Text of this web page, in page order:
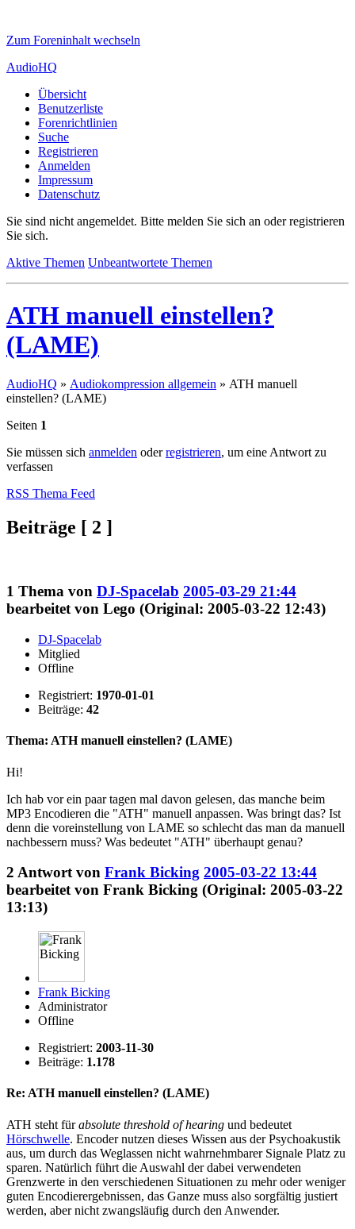
Zum Foreninhalt wechseln
AudioHQ
Übersicht
Benutzerliste
Forenrichtlinien
Suche
Registrieren
Anmelden
Impressum
Datenschutz
Sie sind nicht angemeldet. Bitte melden Sie sich an oder registrieren
Sie sich.
Aktive Themen Unbeantwortete Themen
ATH manuell einstellen?
(LAME)
AudioHQ » Audiokompression allgemein » ATH manuell
einstellen? (LAME)
Seiten 1
Sie müssen sich anmelden oderregistrieren, um eine Antwort zu
verfassen
RSS Thema Feed
Beiträge [ 2 ]
1 Thema von DJ-Spacelab 2005-03-29 21:44
bearbeitet von Lego (Original: 2005-03-22 12:43)
DJ-Spacelab
Mitglied
Offline
Registriert: 1970-01-01
Beiträge: 42
Thema: ATH manuell einstellen? (LAME)
Hi!
Ich hab vor ein paar tagen mal davon gelesen, das manche beim
MP3 Encodieren die "ATH" manuell anpassen. Was bringt das? Ist
denn die voreinstellung von LAME so schlecht das man da manuell
nachbessern muss? Was bedeutet "ATH" überhaupt genau?
2 Antwort von Frank Bicking 2005-03-22 13:44
bearbeitet von Frank Bicking (Original: 2005-03-22
13:13)
Frank Bicking
Administrator
Offline
Registriert: 2003-11-30
Beiträge: 1.178
Re: ATH manuell einstellen? (LAME)
ATH steht fürabsolute threshold of hearing und bedeutet
Hörschwelle. Encoder nutzen dieses Wissen aus der Psychoakustik
aus, um durch das Weglassen nicht wahrnehmbarer Signale Platz zu
sparen. Natürlich führt die Auswahl der dabei verwendeten
Grenzwerte in den verschiedenen Situationen zu mehr oder weniger
guten Encodierergebnissen, das Ganze muss also sorgfältig justiert
werden, aber nicht zwangsläufig durch den Anwender.